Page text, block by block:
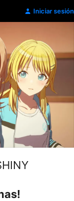
Iniciar sesión